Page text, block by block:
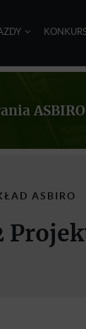
ASBIRO
ASBIRO